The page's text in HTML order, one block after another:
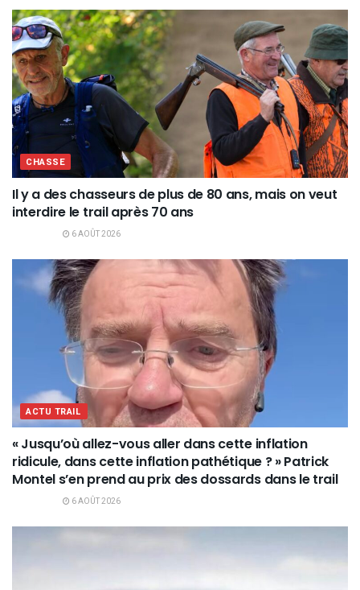
CHASSE
Il y a des chasseurs de plus de 80 ans, mais on veut
interdire le trail après 70 ans
6 AOÛT 2026
ACTU TRAIL
« Jusqu’où allez-vous aller dans cette inflation
ridicule, dans cette inflation pathétique ? » Patrick
Montel s’en prend au prix des dossards dans le trail
6 AOÛT 2026